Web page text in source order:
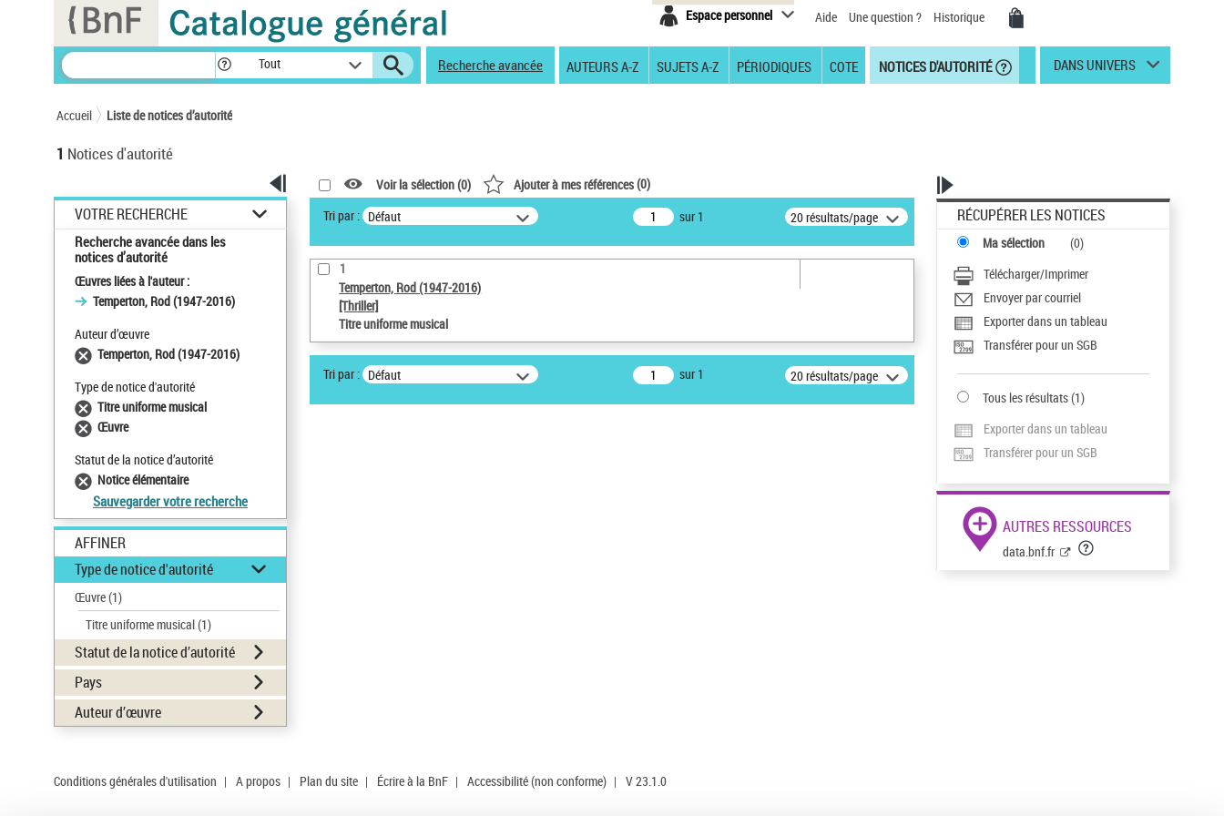
Espace personnel Aide Une question ? Historique
Tout Recherche avancée AUTEURS A-Z SUJETS A-Z PÉRIODIQUES COTE NOTICES D'AUTORITÉ DANS UNIVERS
Accueil Liste de notices d’autorité
1 Notices d'autorité
VOTRE RECHERCHE
Recherche avancée dans les
notices d’autorité
Œuvres liées à l'auteur :
Temperton, Rod (1947-2016)
Auteur d’œuvre
Temperton, Rod (1947-2016)
Type de notice d'autorité
Titre uniforme musical
Œuvre
Statut de la notice d’autorité
Notice élémentaire
Sauvegarder votre recherche
AFFINER
Type de notice d'autorité
Œuvre(1)
Titre uniforme musical(1)
Statut de la notice d’autorité
Pays
Auteur d’œuvre
Voir la sélection (0) Ajouter à mes références(0)
Tri par : Défaut sur 1 20 résultats/page
1
Temperton, Rod (1947-2016)
[Thriller]
Titre uniforme musical
Tri par : Défaut sur 1 20 résultats/page
RÉCUPÉRER LES NOTICES
Ma sélection (0)
Télécharger/Imprimer
Envoyer par courriel
Exporter dans un tableau
Transférer pour un SGB
Tous les résultats(1)
Exporter dans un tableau
Transférer pour un SGB
AUTRES RESSOURCES
data.bnf.fr
Conditions générales d'utilisation | A propos | Plan du site | Écrire à la BnF | Accessibilité (non conforme) | V 23.1.0
Panneau de gestion des cookies